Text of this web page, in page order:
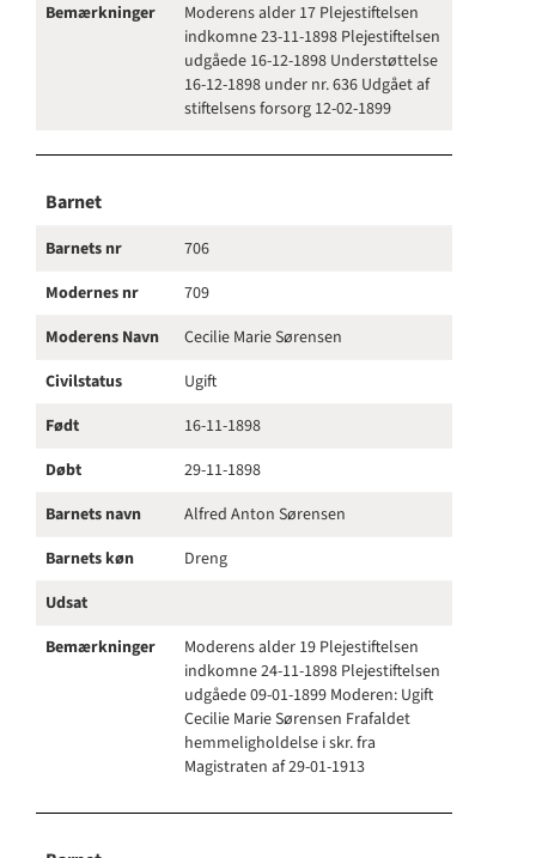
Bemærkninger
Moderens alder 17 Plejestiftelsen
indkomne 23-11-1898 Plejestiftelsen
udgåede 16-12-1898 Understøttelse
16-12-1898 under nr. 636 Udgået af
stiftelsens forsorg 12-02-1899
Barnet
Barnets nr
706
Modernes nr
709
Moderens Navn
Cecilie Marie Sørensen
Civilstatus
Ugift
Født
16-11-1898
Døbt
29-11-1898
Barnets navn
Alfred Anton Sørensen
Barnets køn
Dreng
Udsat
Bemærkninger
Moderens alder 19 Plejestiftelsen
indkomne 24-11-1898 Plejestiftelsen
udgåede 09-01-1899 Moderen: Ugift
Cecilie Marie Sørensen Frafaldet
hemmeligholdelse i skr. fra
Magistraten af 29-01-1913